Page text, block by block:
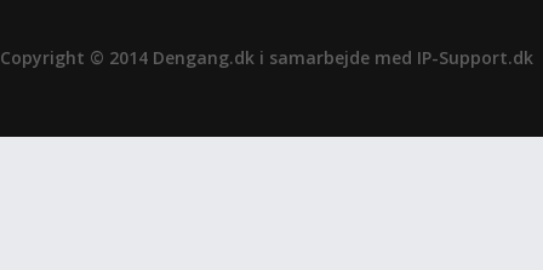
Copyright © 2014 Dengang.dk i samarbejde med IP-Support.dk